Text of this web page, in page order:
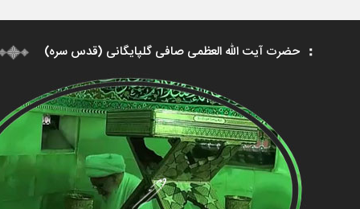
حضرت آیت الله العظمی صافی گلپایگانی (قدس سره)